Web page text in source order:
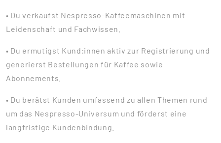
• Du verkaufst Nespresso-Kaffeemaschinen mit
Leidenschaft und Fachwissen.
• Du ermutigst Kund:innen aktiv zur Registrierung und
generierst Bestellungen für Kaffee sowie
Abonnements.
• Du berätst Kunden umfassend zu allen Themen rund
um das Nespresso-Universum und förderst eine
langfristige Kundenbindung.